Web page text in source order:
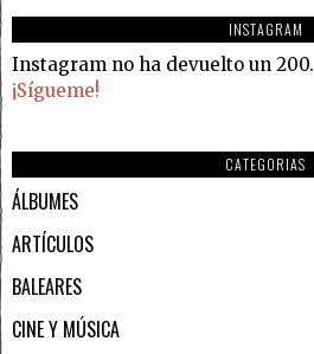
INSTAGRAM
Instagram no ha devuelto un 200.
¡Sígueme!
CATEGORIAS
ÁLBUMES
ARTÍCULOS
BALEARES
CINE Y MÚSICA